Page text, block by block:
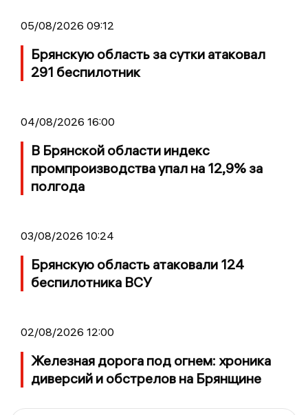
05/08/2026 09:12
Брянскую область за сутки атаковал
291 беспилотник
04/08/2026 16:00
В Брянской области индекс
промпроизводства упал на 12,9% за
полгода
03/08/2026 10:24
Брянскую область атаковали 124
беспилотника ВСУ
02/08/2026 12:00
Железная дорога под огнем: хроника
диверсий и обстрелов на Брянщине